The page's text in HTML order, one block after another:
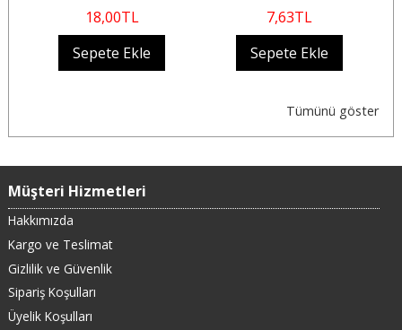
18,00TL
Sepete Ekle
7,63TL
Sepete Ekle
Tümünü göster
Müşteri Hizmetleri
Hakkımızda
Kargo ve Teslimat
Gizlilik ve Güvenlik
Sipariş Koşulları
Üyelik Koşulları